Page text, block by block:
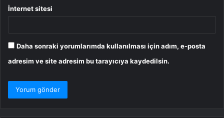
İnternet sitesi
Daha sonraki yorumlarımda kullanılması için adım, e-posta
adresim ve site adresim bu tarayıcıya kaydedilsin.